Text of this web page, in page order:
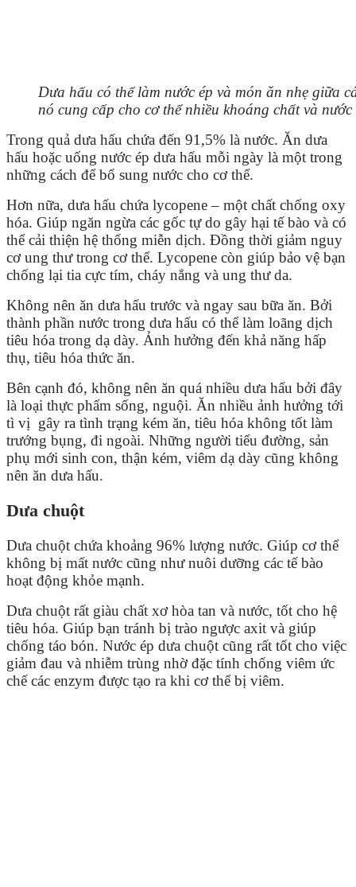
Dưa hấu có thể làm nước ép và món ăn nhẹ giữa
nó cung cấp cho cơ thể nhiều khoáng chất và nước
Trong quả dưa hấu chứa đến 91,5% là nước. Ăn dưa
hấu hoặc uống nước ép dưa hấu mỗi ngày là một trong
những cách để bổ sung nước cho cơ thể.
Hơn nữa, dưa hấu chứa lycopene – một chất chống oxy
hóa. Giúp ngăn ngừa các gốc tự do gây hại tế bào và có
thể cải thiện hệ thống miễn dịch. Đồng thời giảm nguy
cơ ung thư trong cơ thể. Lycopene còn giúp bảo vệ bạn
chống lại tia cực tím, cháy nắng và ung thư da.
Không nên ăn dưa hấu trước và ngay sau bữa ăn. Bởi
thành phần nước trong dưa hấu có thể làm loãng dịch
tiêu hóa trong dạ dày. Ảnh hưởng đến khả năng hấp
thụ, tiêu hóa thức ăn.
Bên cạnh đó, không nên ăn quá nhiều dưa hấu bởi đây
là loại thực phẩm sống, nguội. Ăn nhiều ảnh hưởng tới
tì vị gây ra tình trạng kém ăn, tiêu hóa không tốt làm
trướng bụng, đi ngoài. Những người tiểu đường, sản
phụ mới sinh con, thận kém, viêm dạ dày cũng không
nên ăn dưa hấu.
Dưa chuột
Dưa chuột chứa khoảng 96% lượng nước. Giúp cơ thể
không bị mất nước cũng như nuôi dưỡng các tế bào
hoạt động khỏe mạnh.
Dưa chuột rất giàu chất xơ hòa tan và nước, tốt cho hệ
tiêu hóa. Giúp bạn tránh bị trào ngược axit và giúp
chống táo bón. Nước ép dưa chuột cũng rất tốt cho việc
giảm đau và nhiễm trùng nhờ đặc tính chống viêm ức
chế các enzym được tạo ra khi cơ thể bị viêm.